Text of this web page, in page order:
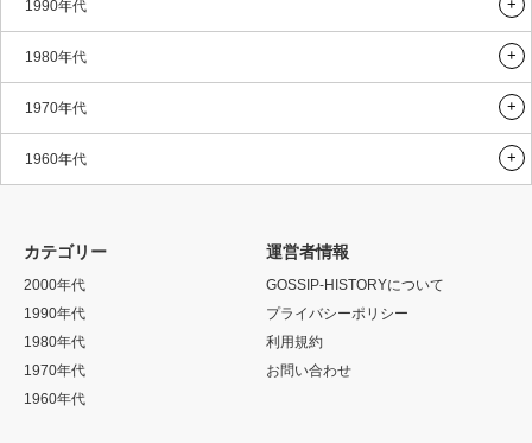
1990年代
1980年代
1970年代
1960年代
カテゴリー
2000年代
1990年代
1980年代
1970年代
1960年代
運営者情報
GOSSIP-HISTORYについて
プライバシーポリシー
利用規約
お問い合わせ